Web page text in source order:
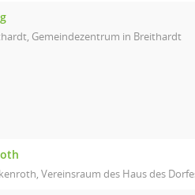
Gemeindezentrum in Breithardt
Vereinsraum des Haus des